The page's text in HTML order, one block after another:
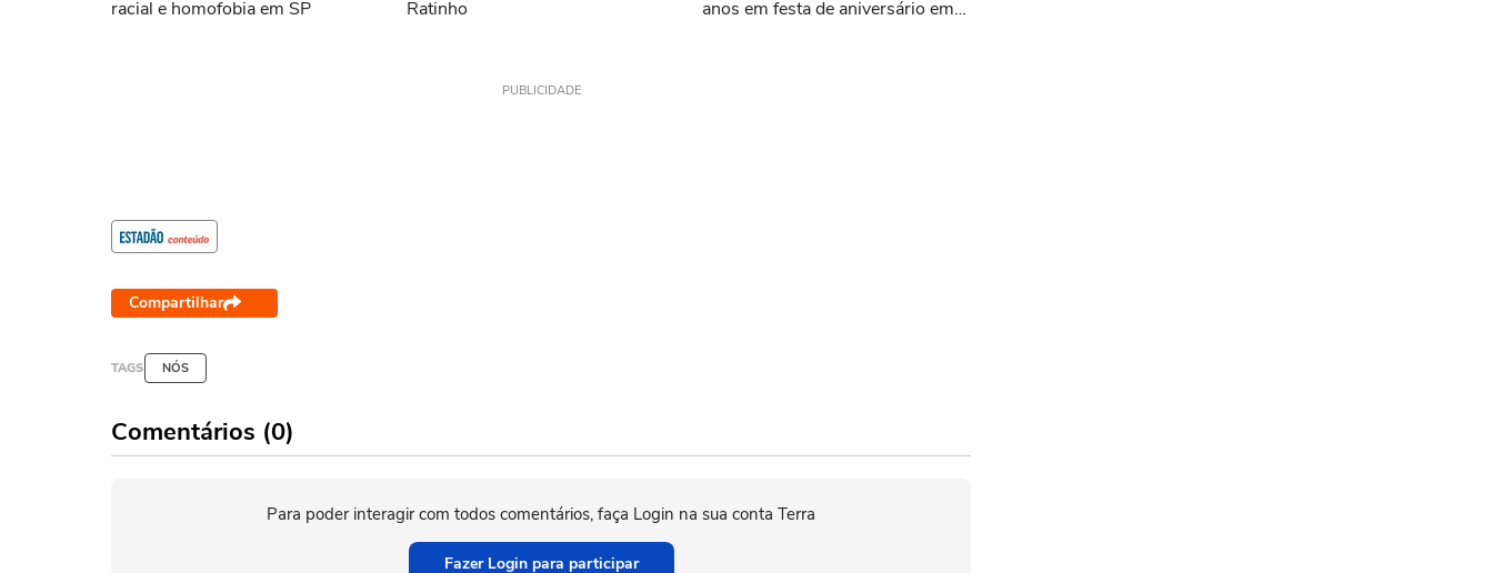
racial e homofobia em SP
Ratinho
anos em festa de aniversário em
PUBLICIDADE
Compartilhar
TAGS NÓS
Comentários (0)
Para poder interagir com todos comentários, faça Login na sua conta Terra
Fazer Login para participar